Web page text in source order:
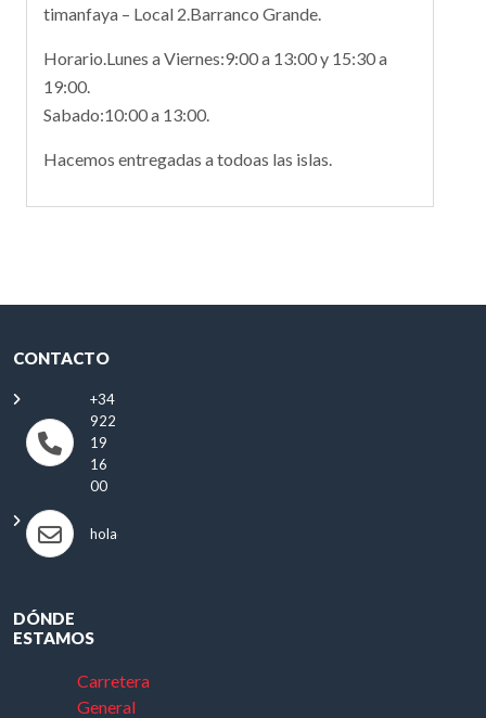
timanfaya – Local 2.Barranco Grande.
Horario.Lunes a Viernes:9:00 a 13:00 y 15:30 a
19:00.
Sabado:10:00 a 13:00.
Hacemos entregadas a todoas las islas.
CONTACTO
+34
922
19
16
00
hola@antonioautos.com
DÓNDE
ESTAMOS
Carretera
General